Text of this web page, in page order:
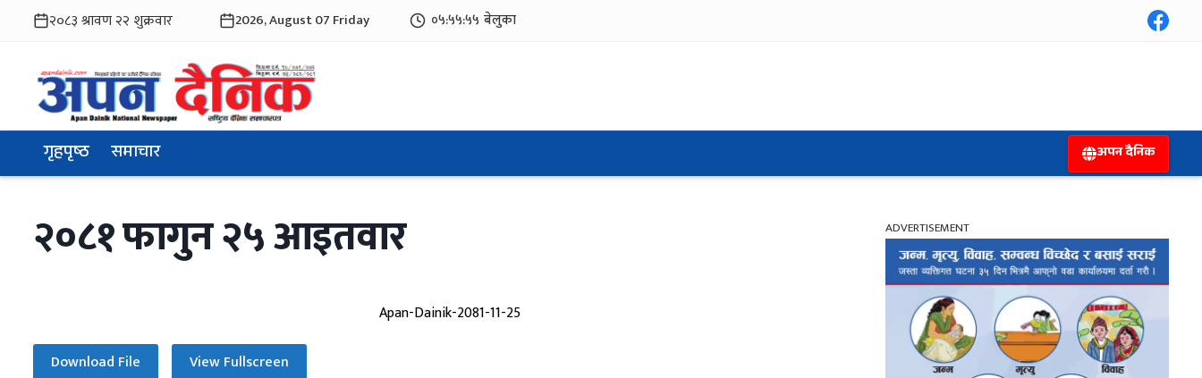
2026, August 07 Friday ०५:५५:५६ बेलुका
गृहपृष्ठ समाचार अपन दैनिक
२०८१ फागुन २५ आइतवार
Apan-Dainik-2081-11-25
Download File View Fullscreen
ADVERTISEMENT